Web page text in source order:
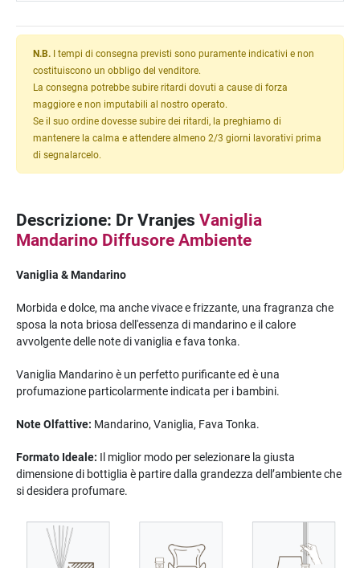
N.B. I tempi di consegna previsti sono puramente indicativi e non
costituiscono un obbligo del venditore.
La consegna potrebbe subire ritardi dovuti a cause di forza
maggiore e non imputabili al nostro operato.
Se il suo ordine dovesse subire dei ritardi, la preghiamo di
mantenere la calma e attendere almeno 2/3 giorni lavorativi prima
di segnalarcelo.
Descrizione: Dr Vranjes Vaniglia
Mandarino Diffusore Ambiente
Vaniglia & Mandarino
Morbida e dolce, ma anche vivace e frizzante, una fragranza che
sposa la nota briosa dell'essenza di mandarino e il calore
avvolgente delle note di vaniglia e fava tonka.
Vaniglia Mandarino è un perfetto purificante ed è una
profumazione particolarmente indicata per i bambini.
Note Olfattive: Mandarino, Vaniglia, Fava Tonka.
Formato Ideale: Il miglior modo per selezionare la giusta
dimensione di bottiglia è partire dalla grandezza dell’ambiente che
si desidera profumare.